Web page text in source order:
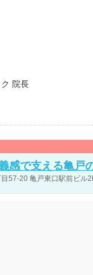
院長
感で支える亀戸
57-20 亀戸東口駅前ビル